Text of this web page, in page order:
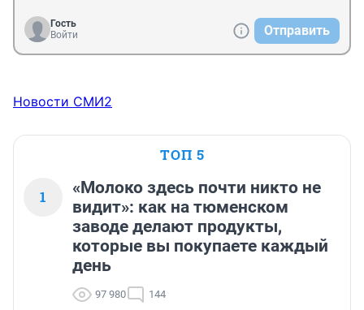
Гость
Войти
Отправить
Новости СМИ2
ТОП 5
1
«Молоко здесь почти никто не
видит»: как на тюменском
заводе делают продукты,
которые вы покупаете каждый
день
97 980 144